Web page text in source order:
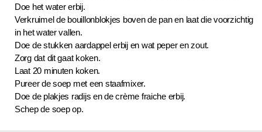
Doe het water erbij.
Verkruimel de bouillonblokjes boven de pan en laat die voorzichtig
in het water vallen.
Doe de stukken aardappel erbij en wat peper en zout.
Zorg dat dit gaat koken.
Laat 20 minuten koken.
Pureer de soep met een staafmixer.
Doe de plakjes radijs en de crème fraiche erbij.
Schep de soep op.